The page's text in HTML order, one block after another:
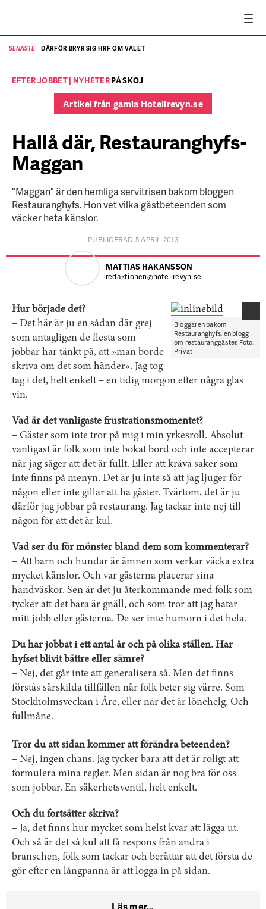
SENASTE DÄRFÖR BRYR SIG HRF OM VALET
EFTER JOBBET | NYHETERPÅ SKOJ
Artikel från gamla Hotellrevyn.se
Hallå där, Restauranghyfs-
Maggan
"Maggan" är den hemliga servitrisen bakom bloggen
Restauranghyfs. Hon vet vilka gästbeteenden som
väcker heta känslor.
PUBLICERAD 5 APRIL 2013
MATTIAS HÅKANSSON
redaktionen@hotellrevyn.se
Bloggaren bakom
Restauranghyfs, en blogg
om restauranggäster. Foto:
Privat
Hur började det?
– Det här är ju en sådan där grej
som antagligen de flesta som
jobbar har tänkt på, att »man borde
skriva om det som händer«. Jag tog
tag i det, helt enkelt – en tidig morgon efter några glas
vin.
Vad är det vanligaste frustrationsmomentet?
– Gäster som inte tror på mig i min yrkesroll. Absolut
vanligast är folk som inte bokat bord och inte accepterar
när jag säger att det är fullt. Eller att kräva saker som
inte finns på menyn. Det är ju inte så att jag ljuger för
någon eller inte gillar att ha gäster. Tvärtom, det är ju
därför jag jobbar på restaurang. Jag tackar inte nej till
någon för att det är kul.
Vad ser du för mönster bland dem som kommenterar?
– Att barn och hundar är ämnen som verkar väcka extra
mycket känslor. Och var gästerna placerar sina
handväskor. Sen är det ju återkommande med folk som
tycker att det bara är gnäll, och som tror att jag ­hatar
mitt jobb eller gästerna. De ser inte ­humorn i det hela.
Du har jobbat i ett antal år och på olika ställen. Har
hyfset blivit bättre eller sämre?
– Nej, det går inte att generalisera så. Men det finns
förstås särskilda tillfällen när folk beter sig värre. Som
Stockholmsveckan i Åre, eller när det är lönehelg. Och
fullmåne.
Tror du att sidan kommer att förändra beteenden?
– Nej, ingen chans. Jag tycker bara att det är roligt att
formulera mina regler. Men sidan är nog bra för oss
som jobbar. En säkerhetsventil, helt enkelt.
Och du fortsätter skriva?
– Ja, det finns hur mycket som helst kvar att lägga ut.
Och så är det så kul att få respons från andra i
branschen, folk som tackar och berättar att det första de
gör efter en långpanna är att logga in på sidan.